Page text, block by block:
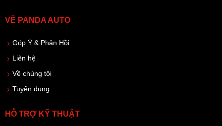
VỀ PANDA AUTO
Góp Ý & Phản Hồi
Liên hệ
Về chúng tôi
Tuyển dụng
HỖ TRỢ KỸ THUẬT